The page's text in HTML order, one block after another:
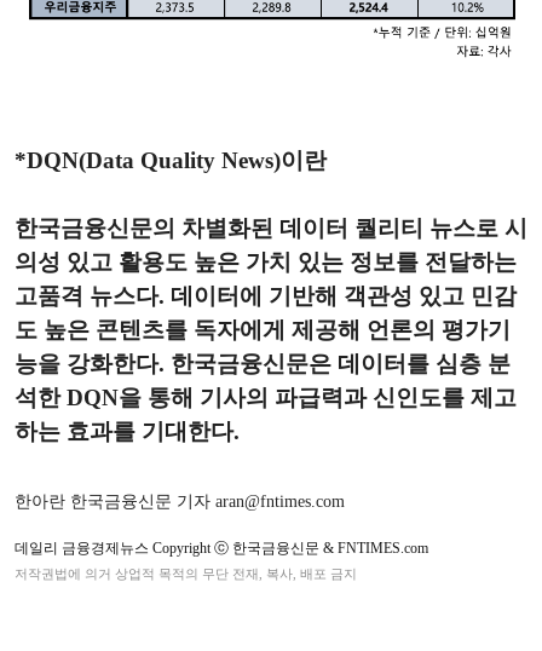
*DQN(Data Quality News)이란
한국금융신문의 차별화된 데이터 퀄리티 뉴스로 시
의성 있고 활용도 높은 가치 있는 정보를 전달하는
고품격 뉴스다. 데이터에 기반해 객관성 있고 민감
도 높은 콘텐츠를 독자에게 제공해 언론의 평가기
능을 강화한다. 한국금융신문은 데이터를 심층 분
석한 DQN을 통해 기사의 파급력과 신인도를 제고
하는 효과를 기대한다.
한아란 한국금융신문 기자 aran@fntimes.com
데일리 금융경제뉴스 Copyright ⓒ 한국금융신문 & FNTIMES.com
저작권법에 의거 상업적 목적의 무단 전재, 복사, 배포 금지